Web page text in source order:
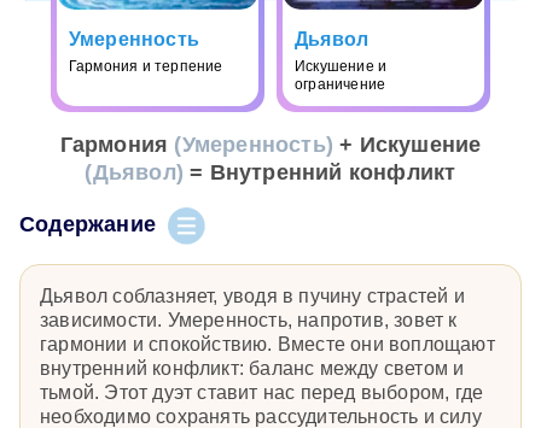
Умеренность
Гармония и терпение
Дьявол
Искушение и
ограничение
Гармония (Умеренность) + Искушение
(Дьявол) = Внутренний конфликт
Содержание
Дьявол соблазняет, уводя в пучину страстей и
зависимости. Умеренность, напротив, зовет к
гармонии и спокойствию. Вместе они воплощают
внутренний конфликт: баланс между светом и
тьмой. Этот дуэт ставит нас перед выбором, где
необходимо сохранять рассудительность и силу